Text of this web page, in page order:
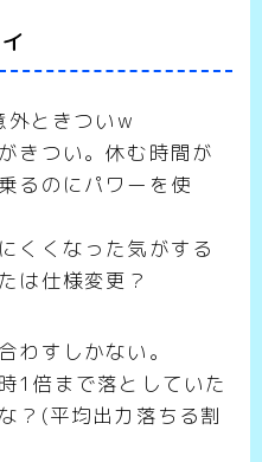
ときついw
きつい。休む時間が
るのにパワーを使
くくなった気がする
は仕様変更？
わすしかない。
1倍まで落としていた
？(平均出力落ちる割